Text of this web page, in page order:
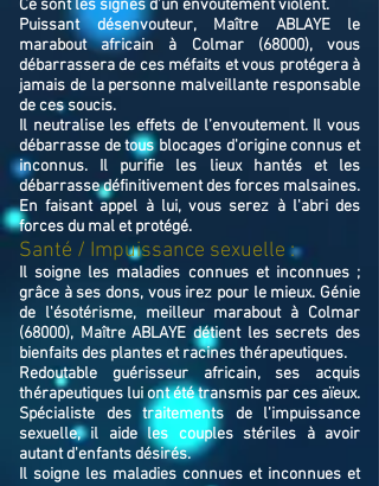
Ce sont les signes d’un envoutement violent.
Puissant désenvouteur,
Maître ABLAYE
le
marabout africain à Colmar (68000),
vous
débarrassera de ces méfaits et vous protégera à
jamais de la personne malveillante responsable
de ces soucis.
Il neutralise les effets de l’envoutement. Il vous
débarrasse de tous blocages d'origine connus et
inconnus. Il purifie les lieux hantés et les
débarrasse définitivement des forces malsaines.
En faisant appel à lui, vous serez à l'abri des
forces du mal et protégé.
Santé / Impuissance sexuelle :
Il soigne les maladies connues et inconnues ;
grâce à ses dons, vous irez pour le mieux. Génie
de l'ésotérisme, meilleur marabout à Colmar
(68000), Maître ABLAYE détient les secrets des
bienfaits des plantes et racines thérapeutiques.
Redoutable guérisseur africain, ses acquis
thérapeutiques lui ont été transmis par ces aïeux.
Spécialiste des traitements de l'impuissance
sexuelle, il aide les couples stériles à avoir
autant d'enfants désirés.
Il soigne les maladies connues et inconnues et